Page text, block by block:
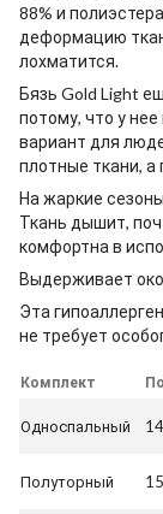
88% и
деформацию
лохматится.
Бязь Gold Light
потому, что у
вариант для
плотные ткани, а
На жаркие
Ткань дышит,
комфортна в
Выдерживает
Эта
не требует
Комплект
Односпальный
Полуторный